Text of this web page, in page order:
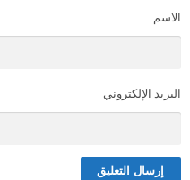
الاسم
البريد الإلكتروني